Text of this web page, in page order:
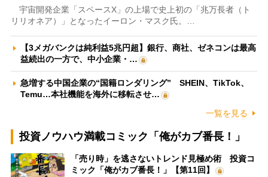
宇宙開発企業「スペースX」の上場で史上初の「兆万長者（ト
リリオネア）」となったイーロン・マスク氏。…
【3メガバンクは純利益5兆円超】銀行、商社、ゼネコンは最高
益続出の一方で、中小企業・…
急増する中国企業の“国籍ロンダリング” SHEIN、TikTok、
Temu…本社機能を海外に移転させ…
一覧を見る
投資ノウハウ満載コミック「俺がカブ番長！」
「売り時」を逃さないトレンド見極め術 投資コ
ミック「俺がカブ番長！」【第11回】